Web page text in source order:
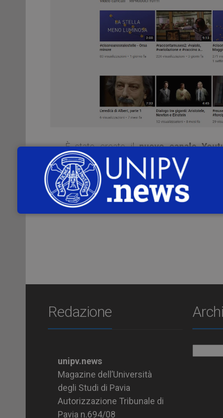
È stato creato ilnuovo canale
raccoglierà tutto il materiale video
Per non perdere nessun video:
https://www.youtube.com/channel/
Redazione
unipv.news
Magazine dell’Università
degli Studi di Pavia
Autorizzazione Tribunale di
Pavia n.694/08